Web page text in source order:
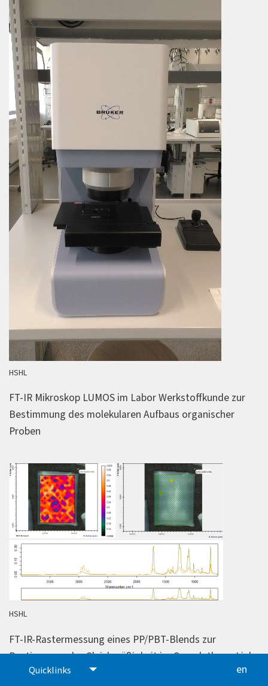
Quicklinks en
HSHL
FT-IR Mikroskop LUMOS im Labor Werkstoffkunde zur
Bestimmung des molekularen Aufbaus organischer
Proben
HSHL
FT-IR-Rastermessung eines PP/PBT-Blends zur
Bestimmung der Gleichmäßigkeit im Granulatkorn. Links
oben: Heatmap-Darstellung des Anteils an PBT im